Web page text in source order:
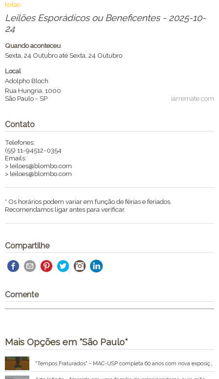
leilao
Leilões Esporádicos ou Beneficentes - 2025-10-
24
Quando aconteceu
Sexta, 24 Outubro até Sexta, 24 Outubro
Local
Adolpho Bloch
Rua Hungria, 1000
São Paulo - SP iarremate.com
Contato
Telefones:
(55) 11-94512-0354
Emails:
> leiloes@blombo.com
> leiloes@blombo.com
* Os horários podem variar em função de férias e feriados.
Recomendamos ligar antes para verificar.
Compartilhe
Comente
Mais Opções em "São Paulo"